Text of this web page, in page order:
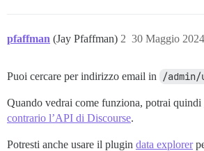
pfaffman (Jay Pfaffman) 30 Maggio
2
Puoi cercare per indirizzo email in /
Quando vedrai come funziona, potrai quindi
contrario l’API di Discourse.
Potresti anche usare il plugin data explorer